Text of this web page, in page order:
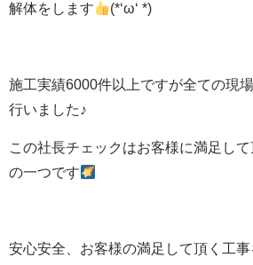
解体をします
(*‘ω‘ *)
施工実績6000件以上ですが全ての現
行いました♪
この社長チェックはお客様に満足し
の一つです
安心安全、お客様の満足して頂く工